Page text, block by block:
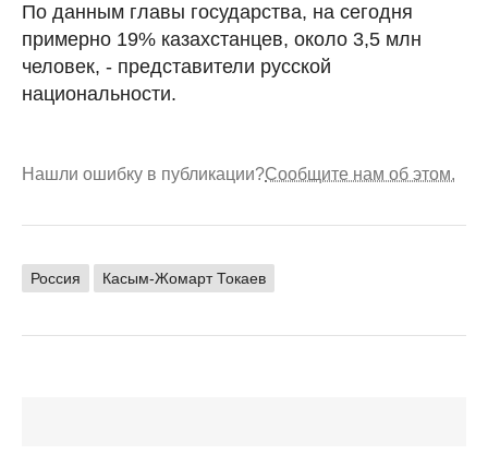
По данным главы государства, на сегодня
примерно 19% казахстанцев, около 3,5 млн
человек, - представители русской
национальности.
Нашли ошибку в публикации?Сообщите нам об этом.
Россия Касым-Жомарт Токаев